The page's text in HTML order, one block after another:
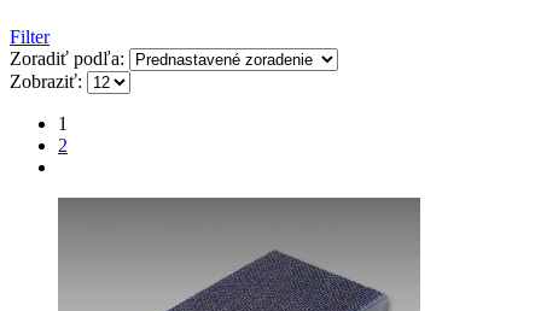
Filter
Zoradiť podľa:
Zobraziť:
1
2